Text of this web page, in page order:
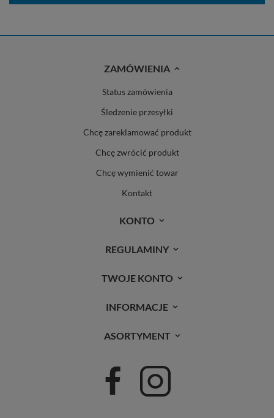
ZAMÓWIENIA
Status zamówienia
Śledzenie przesyłki
Chcę zareklamować produkt
Chcę zwrócić produkt
Chcę wymienić towar
Kontakt
KONTO
REGULAMINY
TWOJE KONTO
INFORMACJE
ASORTYMENT